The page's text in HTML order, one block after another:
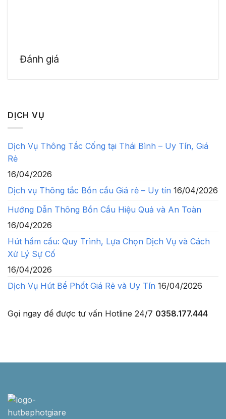
Đánh giá
DỊCH VỤ
Dịch Vụ Thông Tắc Cống tại Thái Bình – Uy Tín, Giá
Rẻ
16/04/2026
Dịch vụ Thông tắc Bồn cầu Giá rẻ – Uy tín 16/04/2026
Hướng Dẫn Thông Bồn Cầu Hiệu Quả và An Toàn
16/04/2026
Hút hầm cầu: Quy Trình, Lựa Chọn Dịch Vụ và Cách
Xử Lý Sự Cố
16/04/2026
Dịch Vụ Hút Bể Phốt Giá Rẻ và Uy Tín 16/04/2026
Gọi ngay để được tư vấn Hotline 24/7 0358.177.444